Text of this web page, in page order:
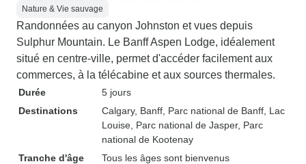
Nature & Vie sauvage
Randonnées au canyon Johnston et vues depuis
Sulphur Mountain. Le Banff Aspen Lodge, idéalement
situé en centre-ville, permet d'accéder facilement aux
commerces, à la télécabine et aux sources thermales.
Durée
5 jours
Destinations
Calgary, Banff , Parc national de Banff , Lac
Louise , Parc national de Jasper, Parc
national de Kootenay
Tranche d'âge
Tous les âges sont bienvenus